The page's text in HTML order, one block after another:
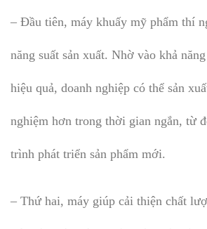
– Đầu tiên, máy khuấy mỹ phẩm thí
năng suất sản xuất. Nhờ vào khả
hiệu quả, doanh nghiệp có thể sản
nghiệm hơn trong thời gian ngắn, từ
trình phát triển sản phẩm mới.
– Thứ hai, máy giúp cải thiện chất